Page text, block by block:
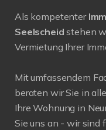
Als kompetenter
Seelscheidstehen
Vermietung Ihrer
Mit umfassendem
beraten wir Sie in
Ihre Wohnung in
Sie uns an - wir sind